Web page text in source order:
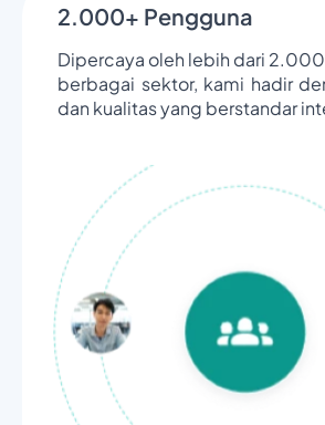
2.000+ Pengguna
Dipercaya oleh lebih dari
berbagai sektor, kami hadir
dan kualitas yang berstandar